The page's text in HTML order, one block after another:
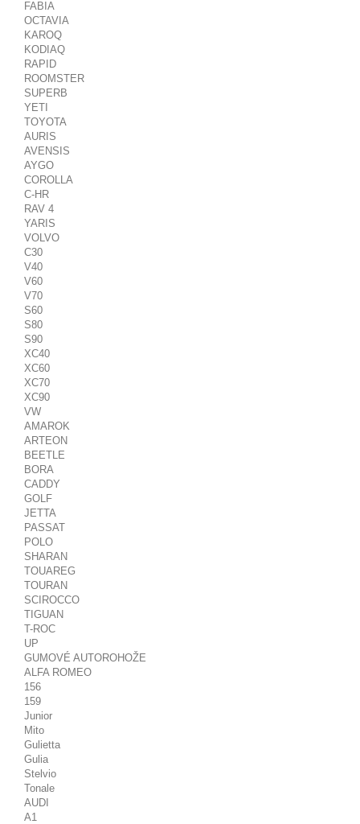
FABIA
OCTAVIA
KAROQ
KODIAQ
RAPID
ROOMSTER
SUPERB
YETI
TOYOTA
AURIS
AVENSIS
AYGO
COROLLA
C-HR
RAV 4
YARIS
VOLVO
C30
V40
V60
V70
S60
S80
S90
XC40
XC60
XC70
XC90
VW
AMAROK
ARTEON
BEETLE
BORA
CADDY
GOLF
JETTA
PASSAT
POLO
SHARAN
TOUAREG
TOURAN
SCIROCCO
TIGUAN
T-ROC
UP
GUMOVÉ AUTOROHOŽE
ALFA ROMEO
156
159
Junior
Mito
Gulietta
Gulia
Stelvio
Tonale
AUDI
A1